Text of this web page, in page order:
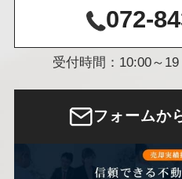
072-
受付時間：10:00～19
フォームか